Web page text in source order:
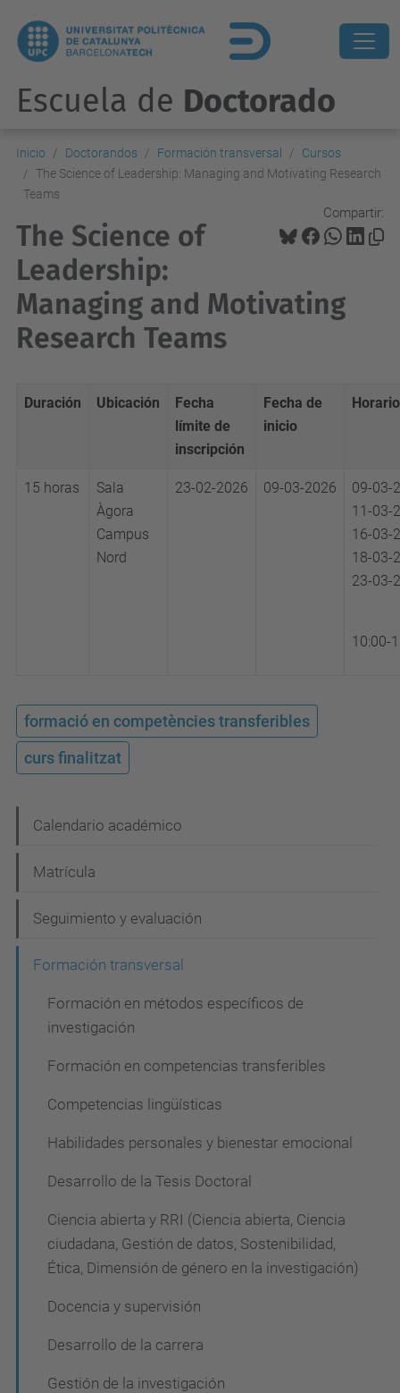
Escuela de Doctorado
Inicio Doctorandos Formación transversal
Cursos
The Science of Leadership: Managing and Motivating Research
Teams
Compartir:
The Science of
Leadership:
Managing and Motivating
Research Teams
Duración Ubicación
Fecha
límite de
inscripción
Fecha de
inicio
Horario
15 horas
Sala
Àgora
Campus
Nord
23-02-2026 09-03-2026
09-03-
11-03-
16-03-
18-03-
23-03-
10:00-
formació en competències transferibles
curs finalitzat
a
v
g
Calendario académico
Matrícula
Seguimiento y evaluación
Formación transversal
Formación en métodos específicos de
investigación
Formación en competencias transferibles
Competencias lingüísticas
Habilidades personales y bienestar emocional
Desarrollo de la Tesis Doctoral
Ciencia abierta y RRI (Ciencia abierta, Ciencia
ciudadana, Gestión de datos, Sostenibilidad,
Ética, Dimensión de género en la investigación)
Docencia y supervisión
Desarrollo de la carrera
Gestión de la investigación